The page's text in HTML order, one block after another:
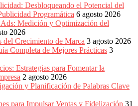
Desbloqueando el Potencial del
Programática 6 agosto 2026
Ads: Medición y Optimización del
2026
Crecimiento de Marca 3 agosto 2026
Completa de Mejores Prácticas 3
Estrategias para Fomentar la
2 agosto 2026
y Planificación de Palabras Clave
para Impulsar Ventas y Fidelización 31